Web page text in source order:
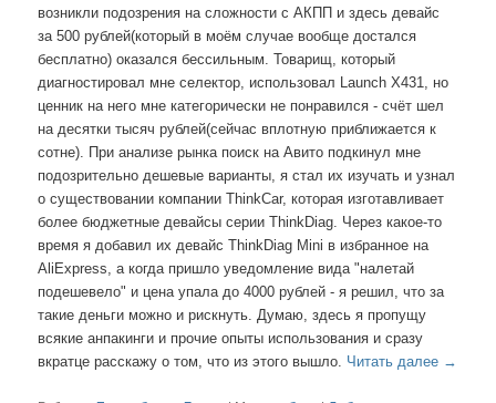
возникли подозрения на сложности с АКПП и здесь девайс
за 500 рублей(который в моём случае вообще достался
бесплатно) оказался бессильным. Товарищ, который
диагностировал мне селектор, использовал Launch X431, но
ценник на него мне категорически не понравился - счёт шел
на десятки тысяч рублей(сейчас вплотную приближается к
сотне). При анализе рынка поиск на Авито подкинул мне
подозрительно дешевые варианты, я стал их изучать и узнал
о существовании компании ThinkCar, которая изготавливает
более бюджетные девайсы серии ThinkDiag. Через какое-то
время я добавил их девайс ThinkDiag Mini в избранное на
AliExpress, а когда пришло уведомление вида "налетай
подешевело" и цена упала до 4000 рублей - я решил, что за
такие деньги можно и рискнуть. Думаю, здесь я пропущу
всякие анпакинги и прочие опыты использования и сразу
вкратце расскажу о том, что из этого вышло. Читать далее →